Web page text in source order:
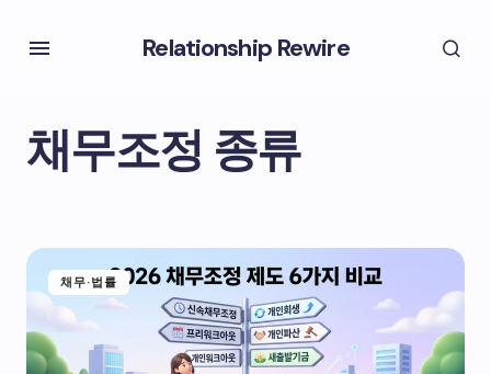
Relationship Rewire
채무조정 종류
채무·법률